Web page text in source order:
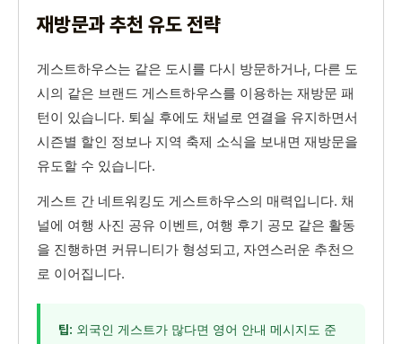
재방문과 추천 유도 전략
게스트하우스는 같은 도시를 다시 방문하거나, 다른 도
시의 같은 브랜드 게스트하우스를 이용하는 재방문 패
턴이 있습니다. 퇴실 후에도 채널로 연결을 유지하면서
시즌별 할인 정보나 지역 축제 소식을 보내면 재방문을
유도할 수 있습니다.
게스트 간 네트워킹도 게스트하우스의 매력입니다. 채
널에 여행 사진 공유 이벤트, 여행 후기 공모 같은 활동
을 진행하면 커뮤니티가 형성되고, 자연스러운 추천으
로 이어집니다.
팁: 외국인 게스트가 많다면 영어 안내 메시지도 준